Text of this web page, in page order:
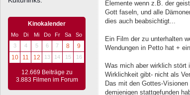
Kinokalender
Mo Di Mi Do Fr Sa
So
3
4 5 6 7 8
9
10
11 12 13 14 15 16
12.669 Beiträge zu
3.883 Filmen im Forum
Elemente wenn z.B. der
Gott faseln, und alle
dies auch beabsichtigt...
Ein Film der zu unterhalten
Wendungen in Petto hat +
Was mich aber wirklich stört
Wirklichkeit gibt- nicht als
Das mit den Gottes-
demjenigen stattgefunden